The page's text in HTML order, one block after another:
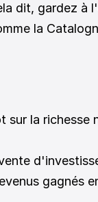
dit, gardez à
la
sur la richesse
gagnés